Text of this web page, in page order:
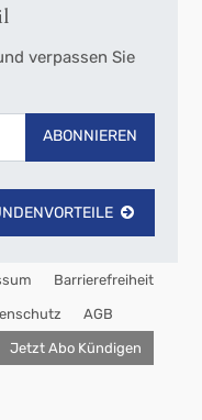
verpassen Sie
ABONNIEREN
Barrierefreiheit
AGB
Jetzt Abo Kündigen